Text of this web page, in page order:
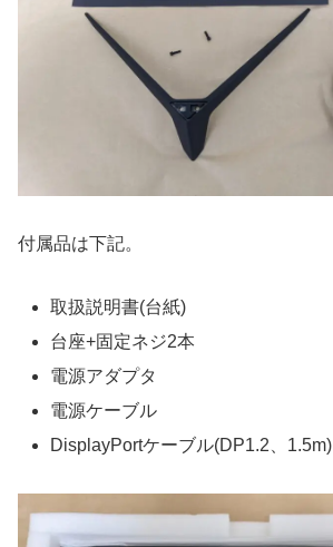
付属品は下記。
取扱説明書(台紙)
台座+固定ネジ2本
電源アダプタ
電源ケーブル
DisplayPortケーブル(DP1.2、1.5m)